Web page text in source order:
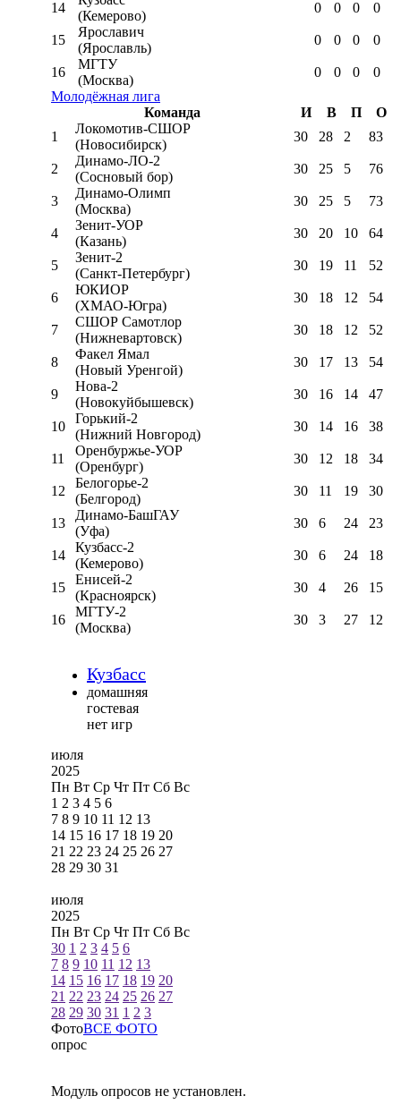
14
(Кемерово)
0 0 0 0
15
Ярославич
(Ярославль)
0 0 0 0
16
МГТУ
(Москва)
0 0 0
0
Молодёжная лига
Команда
И В П
О
1
Локомотив-CШОР
(Новосибирск)
30 28 2 83
2
Динамо-ЛО-2
(Сосновый бор)
30 25 5 76
3
Динамо-Олимп
(Москва)
30 25 5 73
4
Зенит-УОР
(Казань)
30 20 10 64
5
Зенит-2
(Санкт-Петербург)
30 19 11 52
6
ЮКИОР
(ХМАО-Югра)
30 18 12 54
7
СШОР Самотлор
(Нижневартовск)
30 18 12 52
8
Факел Ямал
(Новый Уренгой)
30 17 13 54
9
Нова-2
(Новокуйбышевск)
30 16 14 47
10
Горький-2
(Нижний Новгород)
30 14 16 38
11
Оренбуржье-УОР
(Оренбург)
30 12 18 34
12
Белогорье-2
(Белгород)
30 11 19 30
13
Динамо-БашГАУ
(Уфа)
30 6 24 23
14
Кузбасс-2
(Кемерово)
30 6 24 18
15
Енисей-2
(Красноярск)
30 4 26 15
16
МГТУ-2
(Москва)
30 3 27 12
Кузбасс
домашняя
гостевая
нет игр
июля
2025
Пн Вт Ср Чт Пт Сб Вс
1 2 3 4 5 6
7 8 9 10 11 12 13
14 15 16 17 18 19 20
21 22 23 24 25 26 27
28 29 30 31
июля
2025
Пн Вт Ср Чт Пт Сб Вс
30 1 2 3 4 5 6
7 8 9 10 11 12 13
14 15 16 17 18 19 20
21 22 23 24 25 26 27
28 29 30 31 1 2 3
ФотоВСЕ ФОТО
опрос
Модуль опросов не установлен.